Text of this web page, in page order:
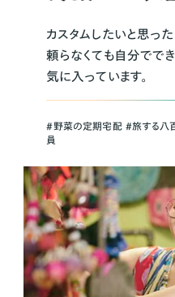
カスタムしたいと思った
頼らなくても自分でで
気に入っています。
＃野菜の定期宅配 ＃旅する八
員